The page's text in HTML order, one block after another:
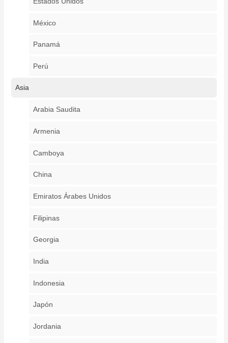
México
Panamá
Perú
Asia
Arabia Saudita
Armenia
Camboya
China
Emiratos Árabes Unidos
Filipinas
Georgia
India
Indonesia
Japón
Jordania